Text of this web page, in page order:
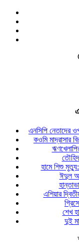
এনসিপি নেতাদের
কওমি মাদ্রাসার
হামে শিশু
ঈদুল
এশিয়ার
শেখ
দুই